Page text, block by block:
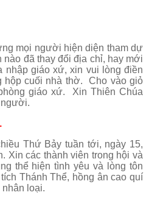
mọi người hiện diện tham dự
nào đã thay đổi địa chỉ, hay mới
nhập giáo xứ, xin vui lòng điền
hộp cuối nhà thờ. Cho vào giỏ
giáo xứ. Xin Thiên Chúa
người.
Thứ Bảy tuần tới, ngày 15,
Xin các thành viên trong hội và
thể hiện tình yêu và lòng tôn
Thánh Thể, hồng ân cao quí
loại.